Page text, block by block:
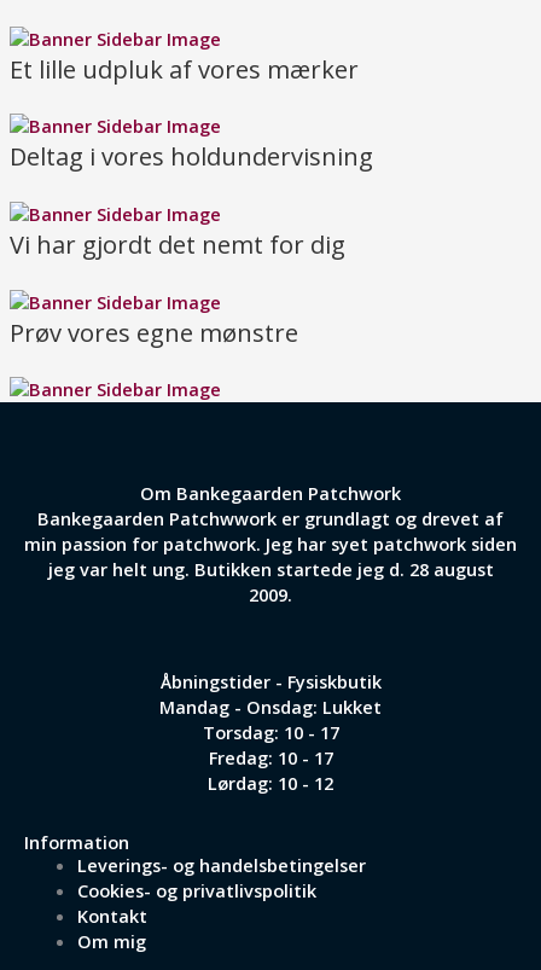
Et lille udpluk af vores mærker
Deltag i vores holdundervisning
Vi har gjordt det nemt for dig
Prøv vores egne mønstre
Om Bankegaarden Patchwork
Bankegaarden Patchwwork er grundlagt og drevet af
min passion for patchwork. Jeg har syet patchwork siden
jeg var helt ung. Butikken startede jeg d. 28 august
2009.
Åbningstider - Fysiskbutik
Mandag - Onsdag: Lukket
Torsdag: 10 - 17
Fredag: 10 - 17
Lørdag: 10 - 12
Information
Leverings- og handelsbetingelser
Cookies- og privatlivspolitik
Kontakt
Om mig